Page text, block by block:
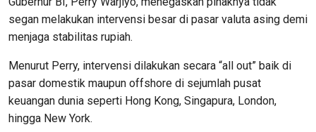
segan melakukan intervensi besar di pasar valuta asing demi
menjaga stabilitas rupiah.
Menurut Perry, intervensi dilakukan secara “all out” baik di
pasar domestik maupun offshore di sejumlah pusat
keuangan dunia seperti Hong Kong, Singapura, London,
hingga New York.